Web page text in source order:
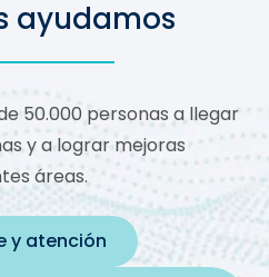
ayudamos
50.000 personas a llegar
y a lograr mejoras
áreas.
y atención